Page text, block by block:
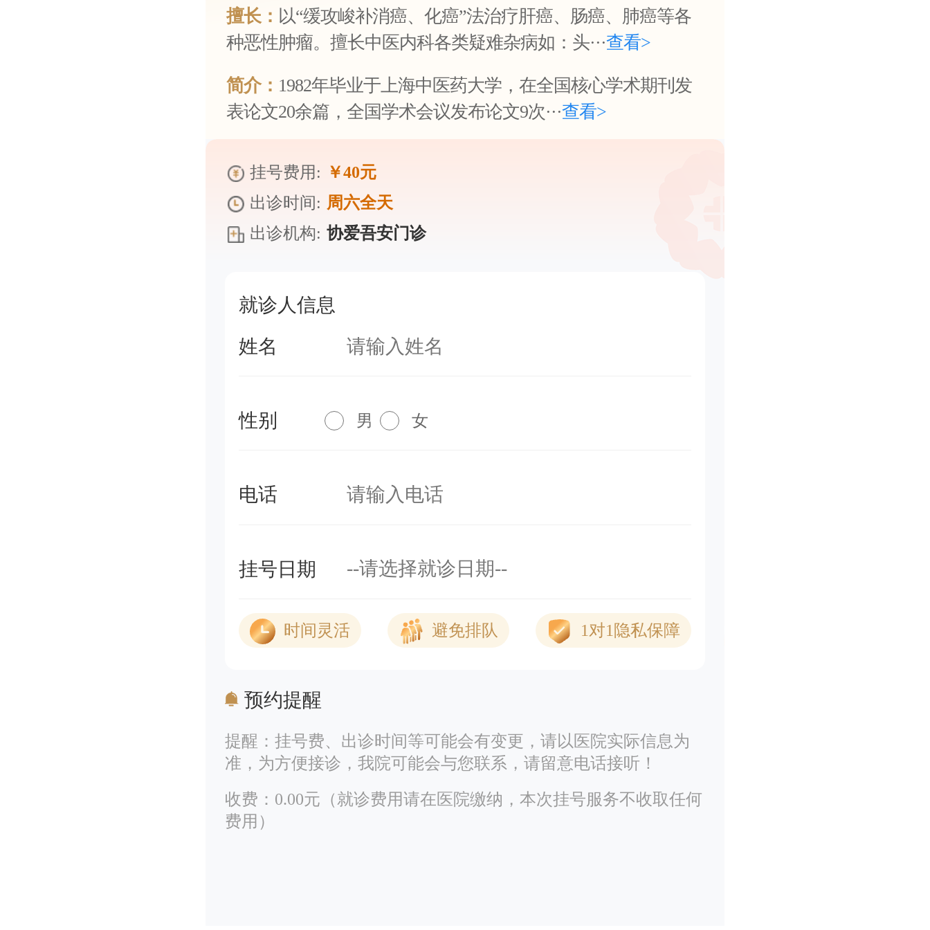
擅长： 以“缓攻峻补消癌、化癌”法治疗肝癌、肠癌、肺癌等各
种恶性肿瘤。擅长中医内科各类疑难杂病如：头···查看>
简介： 1982年毕业于上海中医药大学，在全国核心学术期刊发
表论文20余篇，全国学术会议发布论文9次···查看>
挂号费用: ￥40元
出诊时间: 周六全天
出诊机构: 协爱吾安门诊
就诊人信息
姓名
性别 男 女
电话
挂号日期
时间灵活 避免排队 1对1隐私保障
预约提醒
提醒：挂号费、出诊时间等可能会有变更，请以医院实际信息为
准，为方便接诊，我院可能会与您联系，请留意电话接听！
收费：0.00元（就诊费用请在医院缴纳，本次挂号服务不收取任何
费用）